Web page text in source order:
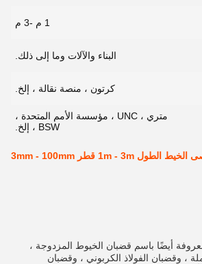
1 م -3 م
البناء والآلات وما إلى ذلك.
كرتون ، منصة نقالة ، إلخ.
متري ، UNC ، مؤسسة الأمم المتحدة ،
BSW ، إلخ.
أيضًا باسم قضبان الخيوط المزدوجة ،
، وقضبان الفولاذ الكربوني ، وقضبان